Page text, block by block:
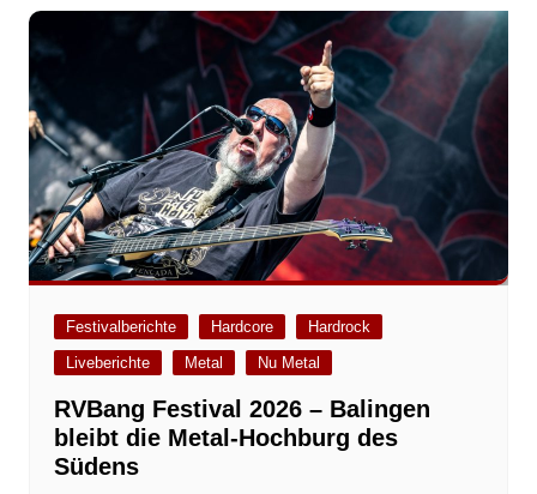
Festivalberichte Hardcore
Hardrock
Liveberichte
Metal Nu Metal
RVBang Festival 2026 – Balingen
bleibt die Metal-Hochburg des
Südens